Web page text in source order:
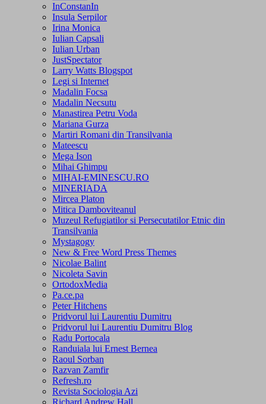
InConstanIn
Insula Serpilor
Irina Monica
Iulian Capsali
Iulian Urban
JustSpectator
Larry Watts Blogspot
Legi si Internet
Madalin Focsa
Madalin Necsutu
Manastirea Petru Voda
Mariana Gurza
Martiri Romani din Transilvania
Mateescu
Mega Ison
Mihai Ghimpu
MIHAI-EMINESCU.RO
MINERIADA
Mircea Platon
Mitica Damboviteanul
Muzeul Refugiatilor si Persecutatilor Etnic din
Transilvania
Mystagogy
New & Free Word Press Themes
Nicolae Balint
Nicoleta Savin
OrtodoxMedia
Pa.ce.pa
Peter Hitchens
Pridvorul lui Laurentiu Dumitru
Pridvorul lui Laurentiu Dumitru Blog
Radu Portocala
Randuiala lui Ernest Bernea
Raoul Sorban
Razvan Zamfir
Refresh.ro
Revista Sociologia Azi